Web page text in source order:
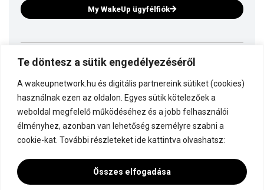
Te döntesz a sütik engedélyezéséről
A wakeupnetwork.hu és digitális partnereink sütiket (cookies)
használnak ezen az oldalon. Egyes sütik kötelezőek a
weboldal megfelelő működéséhez és a jobb felhasználói
élményhez, azonban van lehetőség személyre szabni a
cookie-kat. További részleteket ide kattintva olvashatsz:
Összes elfogadása
My WakeUp ügyfélfiók
Ez is a WakeUp
Kapcsolódj a WakeUp-hoz!
Dokumentáció